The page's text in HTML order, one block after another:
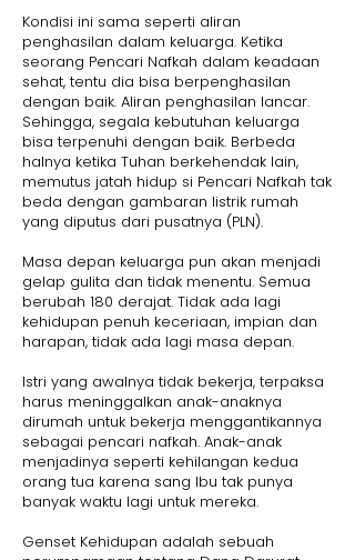
Kondisi ini sama seperti aliran
penghasilan dalam keluarga. Ketika
seorang Pencari Nafkah dalam keadaan
sehat, tentu dia bisa berpenghasilan
dengan baik. Aliran penghasilan lancar.
Sehingga, segala kebutuhan keluarga
bisa terpenuhi dengan baik. Berbeda
halnya ketika Tuhan berkehendak lain,
memutus jatah hidup si Pencari Nafkah tak
beda dengan gambaran listrik rumah
yang diputus dari pusatnya (PLN).
Masa depan keluarga pun akan menjadi
gelap gulita dan tidak menentu. Semua
berubah 180 derajat. Tidak ada lagi
kehidupan penuh keceriaan, impian dan
harapan, tidak ada lagi masa depan.
Istri yang awalnya tidak bekerja, terpaksa
harus meninggalkan anak-anaknya
dirumah untuk bekerja menggantikannya
sebagai pencari nafkah. Anak-anak
menjadinya seperti kehilangan kedua
orang tua karena sang Ibu tak punya
banyak waktu lagi untuk mereka.
Genset Kehidupan adalah sebuah